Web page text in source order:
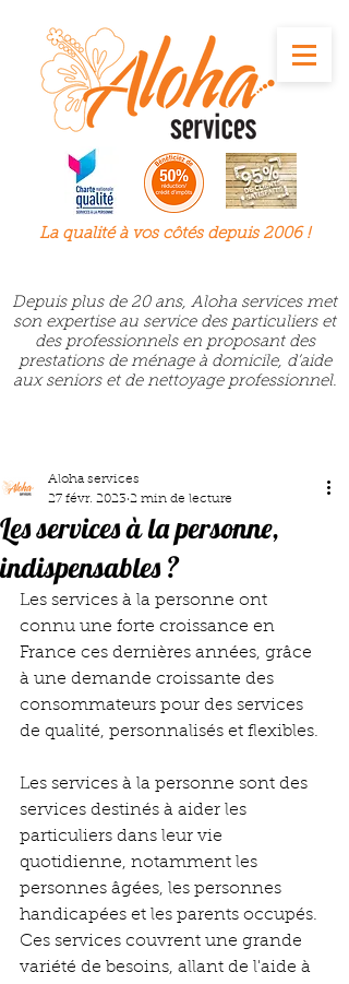
La qualité à voscôtés depuis 2006 !
Depuis plus de 20 ans, Aloha services met
son expertise au service des particuliers et
des professionnels en proposant des
prestations de ménage à domicile, d’aide
aux seniors et de nettoyage professionnel.
Les services à la personne,
indispensables ?
Aloha services
27 févr. 2023 2 min de lecture
Les services à la personne ont
connu une forte croissance en
France ces dernières années, grâce
à une demande croissante des
consommateurs pour des services
de qualité, personnalisés et flexibles.
Les services à la personne sont des
services destinés à aider les
particuliers dans leur vie
quotidienne, notamment les
personnes âgées, les personnes
handicapées et les parents occupés.
Ces services couvrent une grande
variété de besoins, allant de l'aide à